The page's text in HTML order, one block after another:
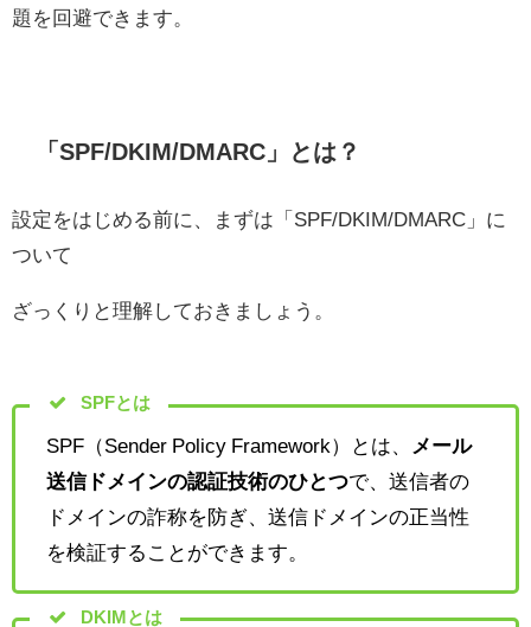
題を回避できます。
「SPF/DKIM/DMARC」とは？
設定をはじめる前に、まずは「SPF/DKIM/DMARC」に
ついて
ざっくりと理解しておきましょう。
SPFとは
SPF（Sender Policy Framework）とは、
メール
送信ドメインの認証技術のひとつで、送信者の
ドメインの詐称を防ぎ、送信ドメインの正当性
を検証することができます。
DKIMとは